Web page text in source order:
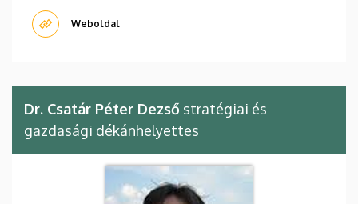
Weboldal
Dr. Csatár Péter Dezső stratégiai és
gazdasági dékánhelyettes